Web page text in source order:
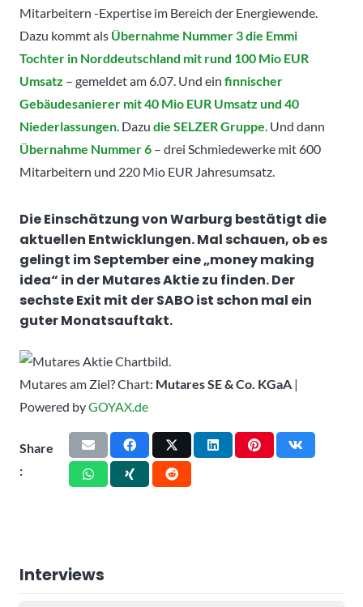
Mitarbeitern -Expertise im Bereich der Energiewende.
Dazu kommt als Übernahme Nummer 3 die Emmi
Tochter in Norddeutschland mit rund 100 Mio EUR
Umsatz – gemeldet am 6.07. Und ein finnischer
Gebäudesanierer mit 40 Mio EUR Umsatz und 40
Niederlassungen. Dazu die SELZER Gruppe. Und dann
Übernahme Nummer 6 – drei Schmiedewerke mit 600
Mitarbeitern und 220 Mio EUR Jahresumsatz.
Die Einschätzung von Warburg bestätigt die
aktuellen Entwicklungen. Mal schauen, ob es
gelingt im September eine „money making
idea“ in der Mutares Aktie zu finden. Der
sechste Exit mit der SABO ist schon mal ein
guter Monatsauftakt.
Mutares am Ziel? Chart: Mutares SE & Co. KGaA |
Powered byGOYAX.de
Share
:
Interviews